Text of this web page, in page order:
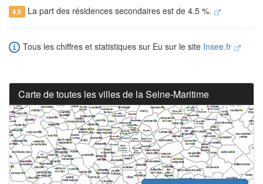
4.5 La part des résidences secondaires est de 4.5 %.
Tous les chiffres et statistiques sur Eu sur le site Insee.fr
Carte de toutes les villes de la Seine-Maritime